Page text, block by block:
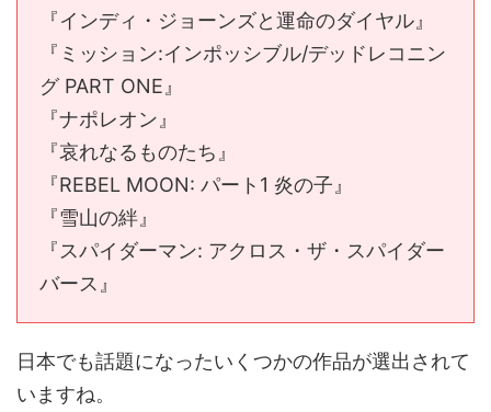
『インディ・ジョーンズと運命のダイヤル』
『ミッション:インポッシブル/デッドレコニン
グ PART ONE』
『ナポレオン』
『哀れなるものたち』
『REBEL MOON: パート1 炎の子』
『雪山の絆』
『スパイダーマン: アクロス・ザ・スパイダー
バース』
日本でも話題になったいくつかの作品が選出されて
いますね。